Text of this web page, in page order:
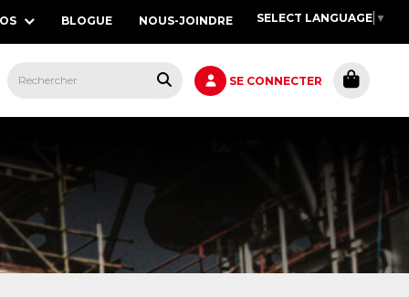
BLOGUE NOUS-JOINDRE SELECT LANGUAGE ▼
SE CONNECTER